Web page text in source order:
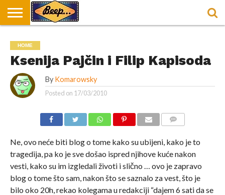
DORUČAK
U
BEOGRADU
SVAKODNEVICA
ENTERTAINMENT
LOKACIJE
ZA
DORUČAK
HRANA I
RECEPTI
NEPUSACKI
LOKALI
HOME
Ksenija Pajčin i Filip Kapisoda
By Komarowsky
Posted on 17/03/2010
Ne, ovo neće biti blog o tome kako su ubijeni, kako je to
tragedija, pa ko je sve došao ispred njihove kuće nakon
vesti, kako su im izgledali životi i slično … ovo je zapravo
blog o tome što sam, nakon što se saznalo za vest, što je
bilo oko 20h, rekao kolegama u redakciji “dajem 6 sati da se